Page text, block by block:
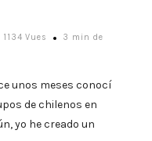
1134 Vues
3 min de
unos meses conocí
de chilenos en
yo he creado un